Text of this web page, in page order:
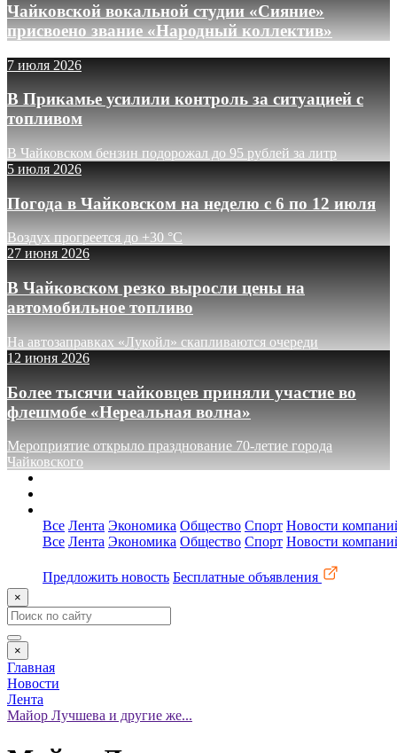
Чайковской вокальной студии «Сияние»
присвоено звание «Народный коллектив»
7 июля 2026
В Прикамье усилили контроль за ситуацией с
топливом
В Чайковском бензин подорожал до 95 рублей за литр
5 июля 2026
Погода в Чайковском на неделю с 6 по 12 июля
Воздух прогреется до +30 °C
27 июня 2026
В Чайковском резко выросли цены на
автомобильное топливо
На автозаправках «Лукойл» скапливаются очереди
12 июня 2026
Более тысячи чайковцев приняли участие во
флешмобе «Нереальная волна»
Мероприятие открыло празднование 70-летие города
Чайковского
Все Лента Экономика Общество Спорт Новости
Все Лента Экономика Общество Спорт Новости
Предложить новость Бесплатные объявления
×
×
Главная
Новости
Лента
Майор Лучшева и другие же...